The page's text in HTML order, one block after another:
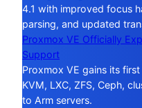
4.1 with improved focus
parsing, and updated
Proxmox VE Officially
Support
Proxmox VE gains its
KVM, LXC, ZFS, Ceph,
to Arm servers.